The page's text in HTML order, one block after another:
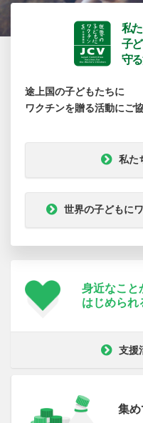
私た
子
守
途上国の子どもたちに
ワクチンを贈る活動にご
私た
世界の子どもに
身近なこと
はじめられ
支援
集